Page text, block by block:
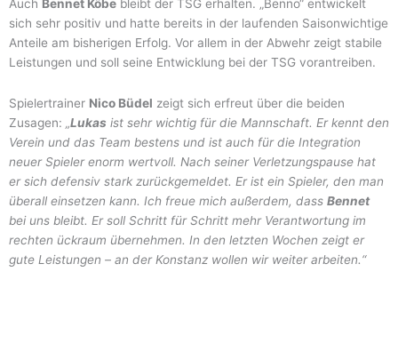
Auch Bennet Köbe bleibt der TSG erhalten. „Benno“ entwickelt
sich sehr positiv und hatte bereits in der laufenden Saisonwichtige
Anteile am bisherigen Erfolg. Vor allem in der Abwehr zeigt stabile
Leistungen und soll seine Entwicklung bei der TSG vorantreiben.
Spielertrainer Nico Büdel zeigt sich erfreut über die beiden
Zusagen: „Lukas ist sehr wichtig für die Mannschaft. Er kennt den
Verein und das Team bestens und ist auch für die Integration
neuer Spieler enorm wertvoll. Nach seiner Verletzungspause hat
er sich defensiv stark zurückgemeldet. Er ist ein Spieler, den man
überall einsetzen kann. Ich freue mich außerdem, dass Bennet
bei uns bleibt. Er soll Schritt für Schritt mehr Verantwortung im
rechten ückraum übernehmen. In den letzten Wochen zeigt er
gute Leistungen – an der Konstanz wollen wir weiter arbeiten.“